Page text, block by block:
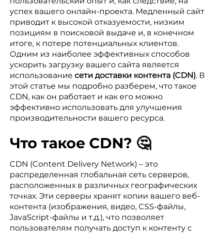
успех вашего онлайн-проекта. Медленный сайт
приводит к высокой отказуемости, низким
позициям в поисковой выдаче и, в конечном
итоге, к потере потенциальных клиентов.
Одним из наиболее эффективных способов
ускорить загрузку вашего сайта является
использование сети доставки контента (CDN). В
этой статье мы подробно разберем, что такое
CDN, как он работает и как его можно
эффективно использовать для улучшения
производительности вашего ресурса.
Что такое CDN? 🤔
CDN (Content Delivery Network) – это
распределенная глобальная сеть серверов,
расположенных в различных географических
точках. Эти серверы хранят копии вашего веб-
контента (изображения, видео, CSS-файлы,
JavaScript-файлы и т.д.), что позволяет
пользователям получать доступ к контенту с